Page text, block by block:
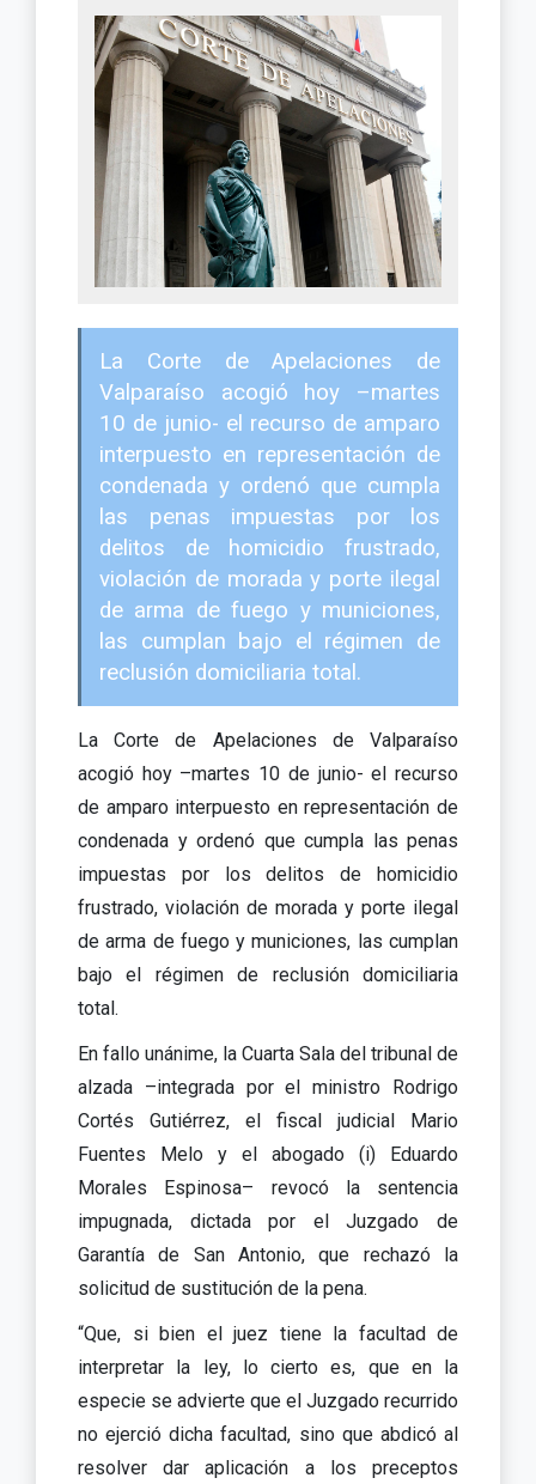
La Corte de Apelaciones de
Valparaíso acogió hoy –martes
10 de junio- el recurso de amparo
interpuesto en representación de
condenada y ordenó que cumpla
las penas impuestas por los
delitos de homicidio frustrado,
violación de morada y porte ilegal
de arma de fuego y municiones,
las cumplan bajo el régimen de
reclusión domiciliaria total.
La Corte de Apelaciones de Valparaíso
acogió hoy –martes 10 de junio- el recurso
de amparo interpuesto en representación de
condenada y ordenó que cumpla las penas
impuestas por los delitos de homicidio
frustrado, violación de morada y porte ilegal
de arma de fuego y municiones, las cumplan
bajo el régimen de reclusión domiciliaria
total.
En fallo unánime, la Cuarta Sala del tribunal de
alzada –integrada por el ministro Rodrigo
Cortés Gutiérrez, el fiscal judicial Mario
Fuentes Melo y el abogado (i) Eduardo
Morales Espinosa– revocó la sentencia
impugnada, dictada por el Juzgado de
Garantía de San Antonio, que rechazó la
solicitud de sustitución de la pena.
“Que, si bien el juez tiene la facultad de
interpretar la ley, lo cierto es, que en la
especie se advierte que el Juzgado recurrido
no ejerció dicha facultad, sino que abdicó al
resolver dar aplicación a los preceptos